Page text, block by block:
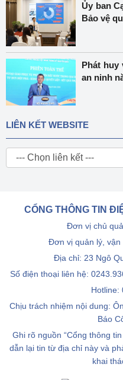
Ủy ban
Bảo vệ
Phát huy
an ninh
LIÊN KẾT WEBSITE
CỔNG THÔNG TIN
Đơn vị chủ
Đơn vị quản lý,
Địa chỉ: 23 Ngô
Số điện thoại liên hệ:
Hotline:
Chịu trách nhiệm nội dung:
Báo
Ghi rõ nguồn “Cổng thông
dẫn lại tin từ địa chỉ này và
khai